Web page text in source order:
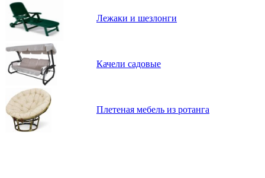
Лежаки и шезлонги
Качели садовые
Плетеная мебель из ротанга